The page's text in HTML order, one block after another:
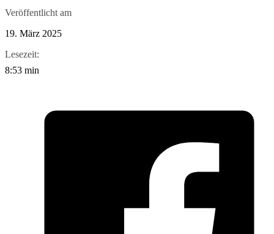
Veröffentlicht am
19. März 2025
Lesezeit:
8:53 min